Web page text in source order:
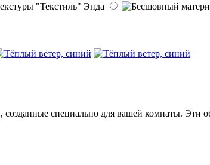
Энда
специально для вашей комнаты. Эти